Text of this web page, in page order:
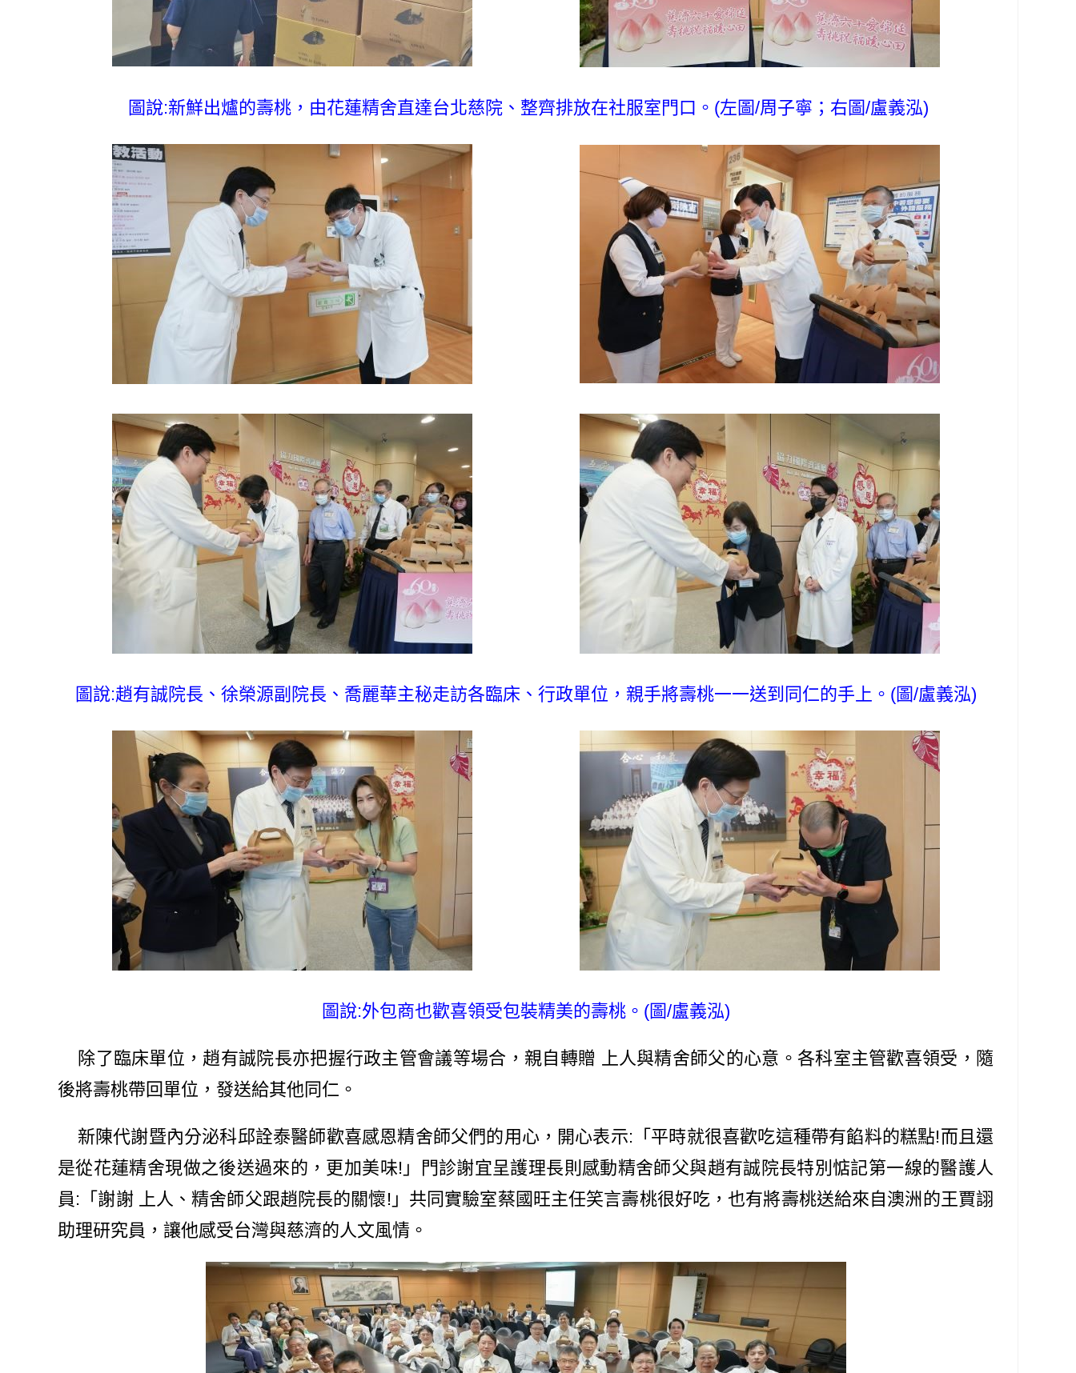
圖說:新鮮出爐的壽桃，由花蓮精舍直達台北慈院、整齊排放在社服室門口。(左圖/周子寧；右圖/盧義泓)
圖說:趙有誠院長、徐榮源副院長、喬麗華主秘走訪各臨床、行政單位，親手將壽桃一一送到同仁的手上。(圖/盧義泓)
圖說:外包商也歡喜領受包裝精美的壽桃。(圖/盧義泓)
除了臨床單位，趙有誠院長亦把握行政主管會議等場合，親自轉贈 上人與精舍師父的心意。各科室主管歡喜領受，隨
後將壽桃帶回單位，發送給其他同仁。
新陳代謝暨內分泌科邱詮泰醫師歡喜感恩精舍師父們的用心，開心表示:「平時就很喜歡吃這種帶有餡料的糕點!而且還
是從花蓮精舍現做之後送過來的，更加美味!」門診謝宜呈護理長則感動精舍師父與趙有誠院長特別惦記第一線的醫護人
員:「謝謝 上人、精舍師父跟趙院長的關懷!」共同實驗室蔡國旺主任笑言壽桃很好吃，也有將壽桃送給來自澳洲的王賈詡
助理研究員，讓他感受台灣與慈濟的人文風情。